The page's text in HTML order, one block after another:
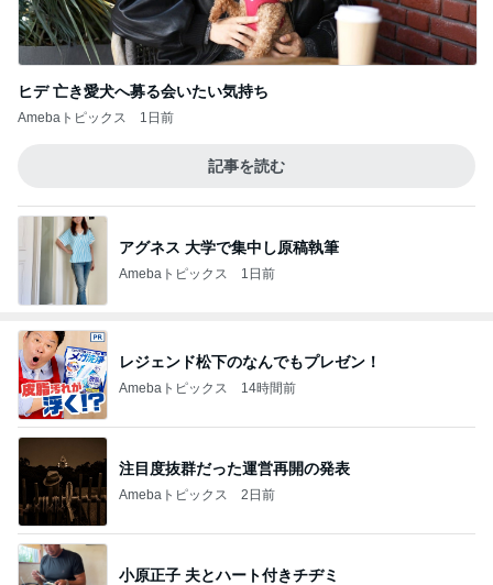
ヒデ 亡き愛犬へ募る会いたい気持ち
Amebaトピックス 1日前
記事を読む
アグネス 大学で集中し原稿執筆
Amebaトピックス 1日前
レジェンド松下のなんでもプレゼン！
Amebaトピックス 14時間前
注目度抜群だった運営再開の発表
Amebaトピックス 2日前
小原正子 夫とハート付きチヂミ